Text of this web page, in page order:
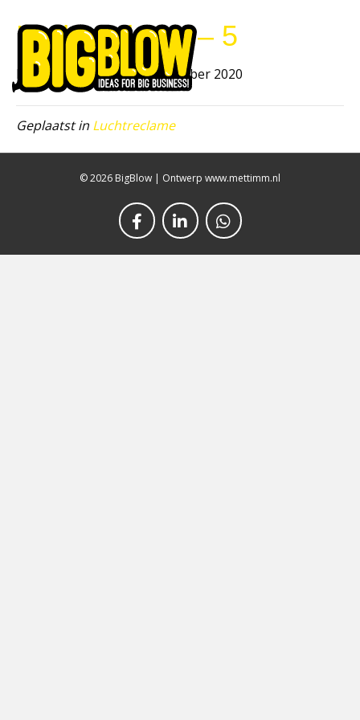
Luchtreclame – 5
Door bb_beheer|9 september 2020
Geplaatst in Luchtreclame
© 2026 BigBlow | Ontwerp www.mettimm.nl